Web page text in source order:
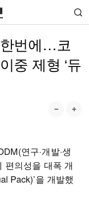
번에…코
중 제형 ‘듀
연구·개발·생
편의성을 대폭 개
Pack)’을 개발했